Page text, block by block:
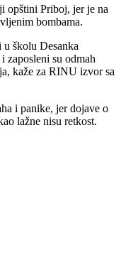
opštini Priboj, jer je na
bombama.
školu Desanka
zaposleni su odmah
kaže za RINU izvor sa
i panike, jer dojave o
lažne nisu retkost.